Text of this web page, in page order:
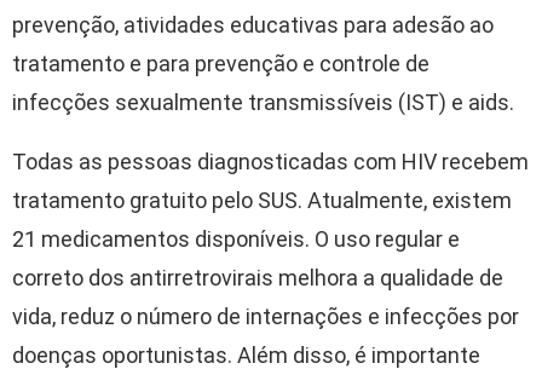
prevenção, atividades educativas para adesão ao
tratamento e para prevenção e controle de
infecções sexualmente transmissíveis (IST) e aids.
Todas as pessoas diagnosticadas com HIV recebem
tratamento gratuito pelo SUS. Atualmente, existem
21 medicamentos disponíveis. O uso regular e
correto dos antirretrovirais melhora a qualidade de
vida, reduz o número de internações e infecções por
doenças oportunistas. Além disso, é importante